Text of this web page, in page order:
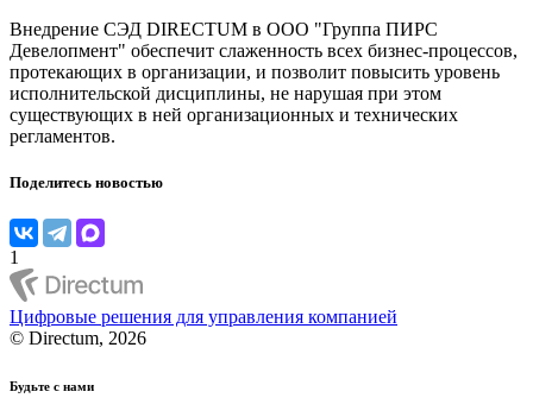
Внедрение СЭД DIRECTUM в ООО "Группа ПИРС
Девелопмент" обеспечит слаженность всех бизнес-процессов,
протекающих в организации, и позволит повысить уровень
исполнительской дисциплины, не нарушая при этом
существующих в ней организационных и технических
регламентов.
Поделитесь новостью
1
Цифровые решения для управления компанией
© Directum, 2026
Будьте с нами